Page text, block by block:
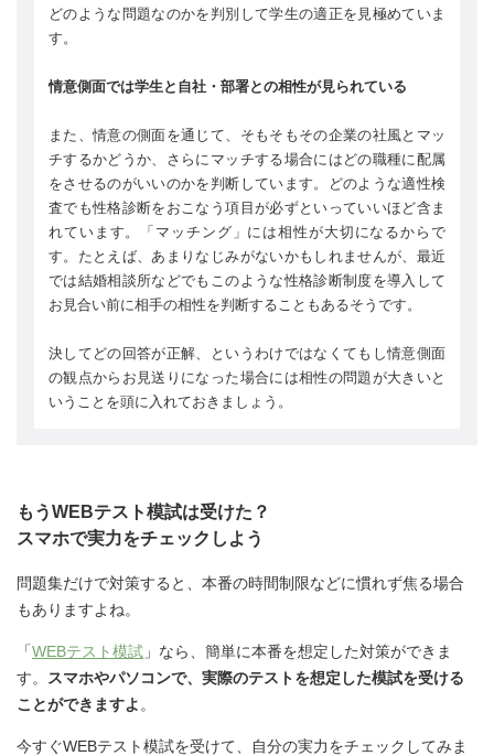
どのような問題なのかを判別して学生の適正を見極めていま
す。
情意側面では学生と自社・部署との相性が見られている
また、情意の側面を通じて、そもそもその企業の社風とマッ
チするかどうか、さらにマッチする場合にはどの職種に配属
をさせるのがいいのかを判断しています。どのような適性検
査でも性格診断をおこなう項目が必ずといっていいほど含ま
れています。「マッチング」には相性が大切になるからで
す。たとえば、あまりなじみがないかもしれませんが、最近
では結婚相談所などでもこのような性格診断制度を導入して
お見合い前に相手の相性を判断することもあるそうです。
決してどの回答が正解、というわけではなくてもし情意側面
の観点からお見送りになった場合には相性の問題が大きいと
いうことを頭に入れておきましょう。
もうWEBテスト模試は受けた？
スマホで実力をチェックしよう
問題集だけで対策すると、本番の時間制限などに慣れず焦る場合
もありますよね。
「WEBテスト模試 」なら、簡単に本番を想定した対策ができま
す。
スマホやパソコンで、実際のテストを想定した模試を受ける
ことができますよ 。
今すぐWEBテスト模試を受けて、自分の実力をチェックしてみま